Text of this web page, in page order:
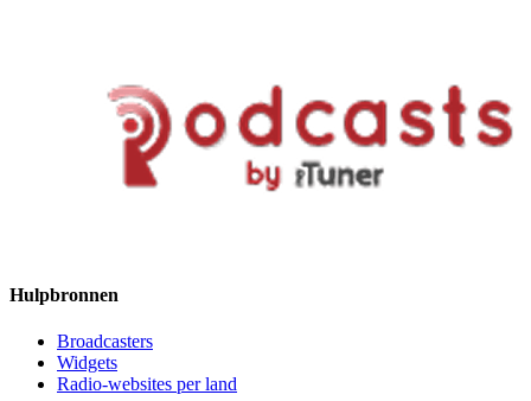
Hulpbronnen
Broadcasters
Widgets
Radio-websites per land